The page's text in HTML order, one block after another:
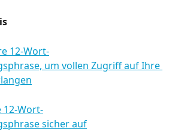
12-Wort-
um vollen Zugriff auf Ihre
12-Wort-
sicher auf